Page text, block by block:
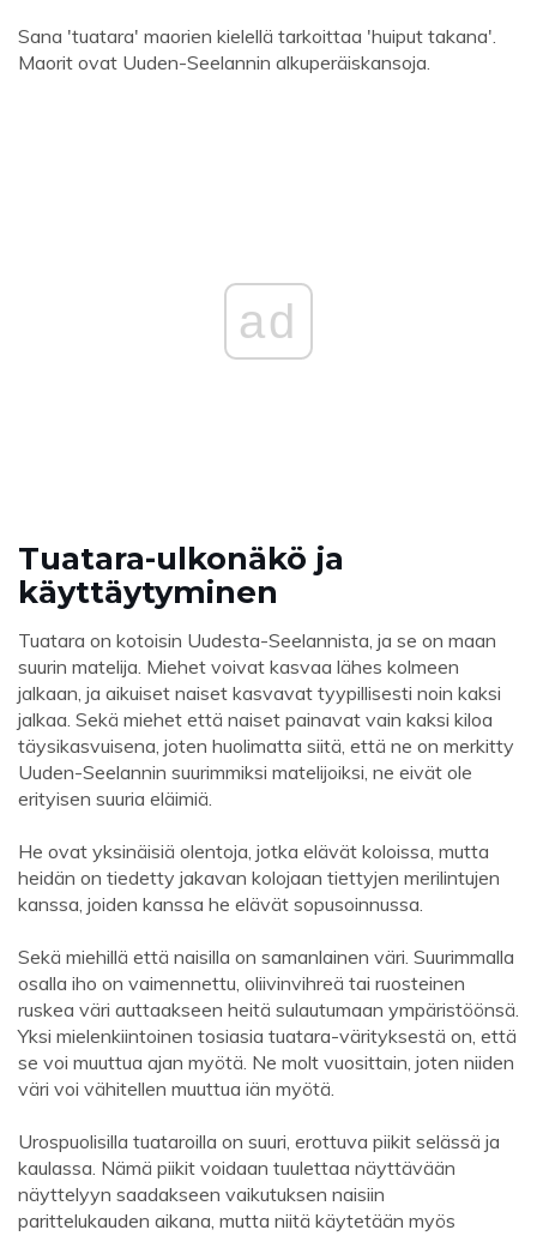
Sana 'tuatara' maorien kielellä tarkoittaa 'huiput takana'.
Maorit ovat Uuden-Seelannin alkuperäiskansoja.
ad
Tuatara-ulkonäkö ja
käyttäytyminen
Tuatara on kotoisin Uudesta-Seelannista, ja se on maan
suurin matelija. Miehet voivat kasvaa lähes kolmeen
jalkaan, ja aikuiset naiset kasvavat tyypillisesti noin kaksi
jalkaa. Sekä miehet että naiset painavat vain kaksi kiloa
täysikasvuisena, joten huolimatta siitä, että ne on merkitty
Uuden-Seelannin suurimmiksi matelijoiksi, ne eivät ole
erityisen suuria eläimiä.
He ovat yksinäisiä olentoja, jotka elävät koloissa, mutta
heidän on tiedetty jakavan kolojaan tiettyjen merilintujen
kanssa, joiden kanssa he elävät sopusoinnussa.
Sekä miehillä että naisilla on samanlainen väri. Suurimmalla
osalla iho on vaimennettu, oliivinvihreä tai ruosteinen
ruskea väri auttaakseen heitä sulautumaan ympäristöönsä.
Yksi mielenkiintoinen tosiasia tuatara-värityksestä on, että
se voi muuttua ajan myötä. Ne molt vuosittain, joten niiden
väri voi vähitellen muuttua iän myötä.
Urospuolisilla tuataroilla on suuri, erottuva piikit selässä ja
kaulassa. Nämä piikit voidaan tuulettaa näyttävään
näyttelyyn saadakseen vaikutuksen naisiin
parittelukauden aikana, mutta niitä käytetään myös